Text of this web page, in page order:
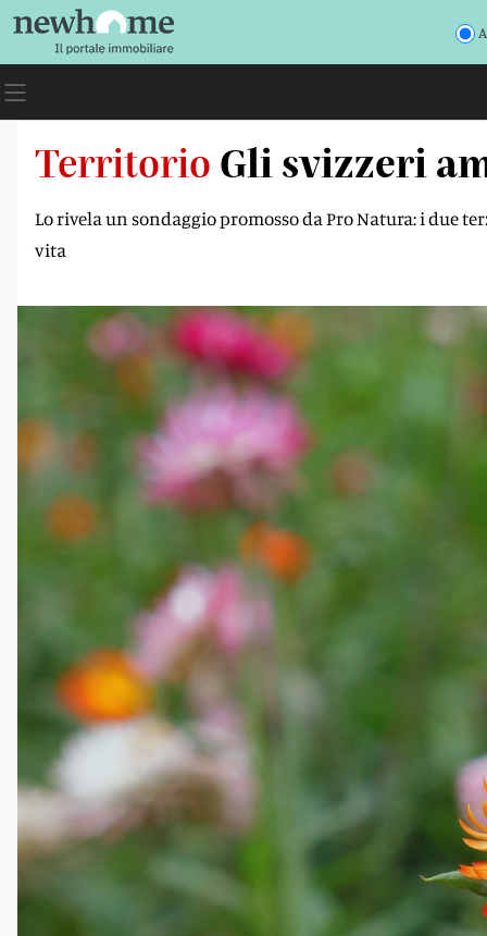
Territorio Gli svizzeri
Lo rivela un sondaggio promosso da Pro Natura: i due
vita